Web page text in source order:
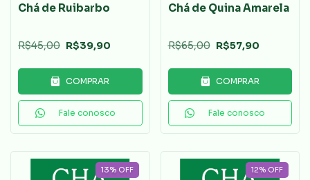
Chá de Ruibarbo
R$45,00 R$39,90
COMPRAR
Fale conosco
Chá de Quina Amarela
R$65,00 R$57,90
COMPRAR
Fale conosco
13% OFF 12% OFF